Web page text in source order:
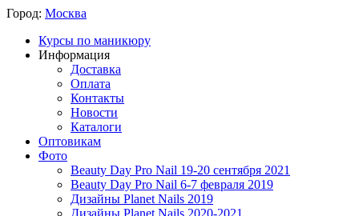
Город: Москва
Курсы по маникюру
Информация
Доставка
Оплата
Контакты
Новости
Каталоги
Оптовикам
Фото
Beauty Day Pro Nail 19-20 сентября 2021
Beauty Day Pro Nail 6-7 февраля 2019
Дизайны Planet Nails 2019
Дизайны Planet Nails 2020-2021